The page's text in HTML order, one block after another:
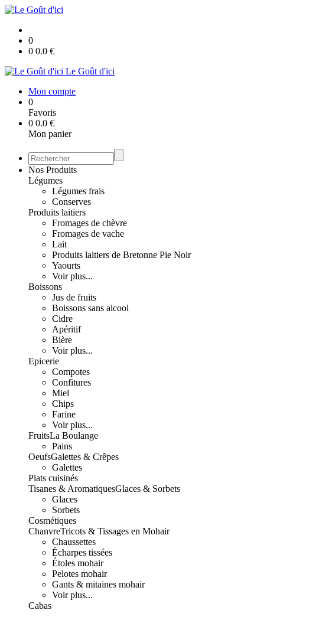
0
0 0.0 €
Le Goût d'ici
Mon compte
0
Favoris
0 0.0 €
Mon panier
Nos Produits
Légumes
Légumes frais
Conserves
Produits laitiers
Fromages de chèvre
Fromages de vache
Lait
Produits laitiers de Bretonne Pie Noir
Yaourts
Voir plus...
Boissons
Jus de fruits
Boissons sans alcool
Cidre
Apéritif
Bière
Voir plus...
Epicerie
Compotes
Confitures
Miel
Chips
Farine
Voir plus...
FruitsLa Boulange
Pains
OeufsGalettes & Crêpes
Galettes
Plats cuisinés
Tisanes & AromatiquesGlaces & Sorbets
Glaces
Sorbets
Cosmétiques
ChanvreTricots & Tissages en Mohair
Chaussettes
Écharpes tissées
Étoles mohair
Pelotes mohair
Gants & mitaines mohair
Voir plus...
Cabas